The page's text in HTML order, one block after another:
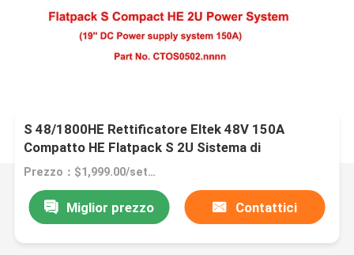
S 48/1800HE Rettificatore Eltek 48V 150A
Compatto HE Flatpack S 2U Sistema di
alimentazione CC CTOS0502
Prezzo：$1,999.00/sets 1-9 sets
Miglior prezzo Contattici